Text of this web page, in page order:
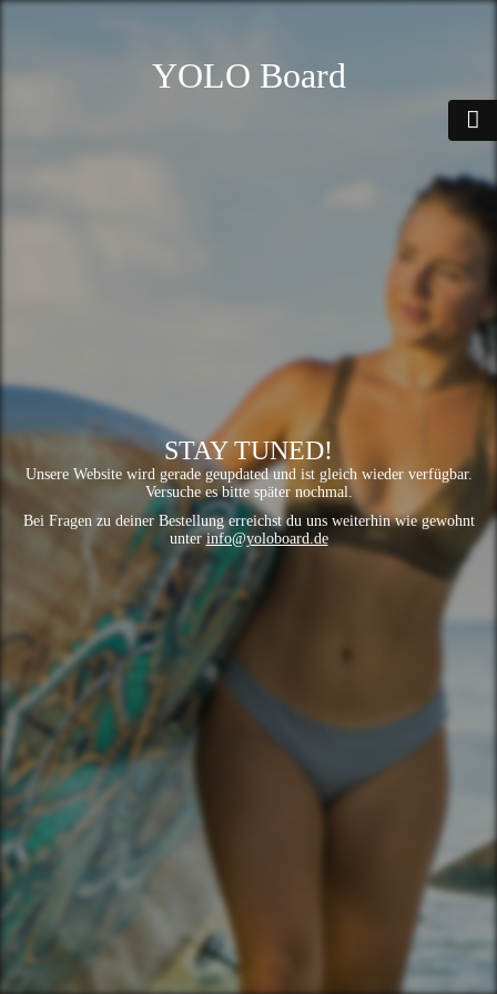
YOLO Board
STAY TUNED!
Unsere Website wird gerade geupdated und ist gleich wieder verfügbar.
Versuche es bitte später nochmal.
Bei Fragen zu deiner Bestellung erreichst du uns weiterhin wie gewohnt
unterinfo@yoloboard.de